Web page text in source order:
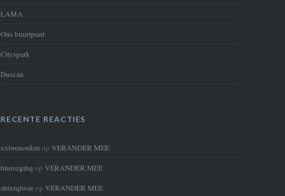
LAMA
Ons buurtpunt
Cityspark
Duscan
RECENTE REACTIES
xxlwoxonkm opVERANDER MEE
hturszgihq opVERANDER MEE
shtxrqlwur opVERANDER MEE